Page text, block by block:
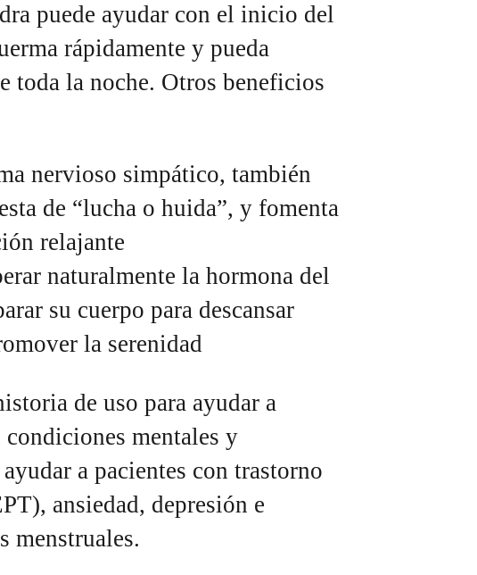
puede ayudar con el inicio del
rápidamente y pueda
toda la noche. Otros beneficios
nervioso simpático, también
de “lucha o huida”, y fomenta
relajante
naturalmente la hormona del
su cuerpo para descansar
la serenidad
de uso para ayudar a
mentales y
a pacientes con trastorno
ansiedad, depresión e
menstruales.